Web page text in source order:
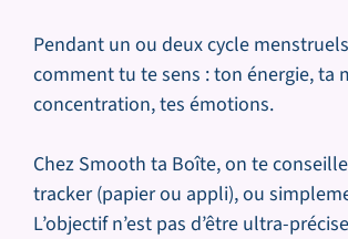
Pendant un ou deux cycle
comment tu te sens : ton énergie, ta
concentration, tes émotions.
Chez Smooth ta Boîte, on te
tracker (papier ou appli), ou
L’objectif n’est pas d’être ultra-